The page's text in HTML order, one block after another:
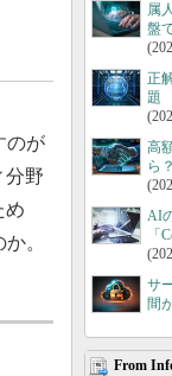
のが
分野
め
。
属
盤
正
題
高
ら
AI
「
サ
間
From